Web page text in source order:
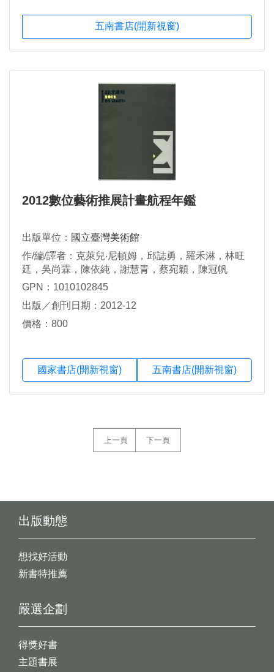
五南書店(開新視窗)
2012數位藝術推展計畫航程年鑑
出版單位： 國立臺灣美術館
作/編/譯者：克萊兒‧尼頓姆，邱誌勇，羅禾淋，林旺
廷，吳尚霖，陳依純，謝慧青，蔡宛穎，陳冠帆
GPN：1010102845
出版／創刊日期：2012-12
價格：800
國家書店(開新視窗) 五南書店(開新視窗)
上一頁 下一頁
出版動態
想找好活動
新書特推薦
嚴選企劃
得獎好書
主題書展